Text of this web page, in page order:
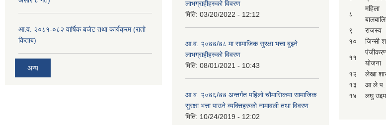
आ.व. २०८१-०८२ वार्षिक बजेट तथा कार्यक्रम (रातो
किताब)
अन्य
लाभग्राहीहरुको विवरण
मिति: 03/20/2022 - 12:12
आ.व. २०७७/७८ मा सामाजिक सुरक्षा भत्ता बुझ्ने
लाभग्राहीहरुको विवरण
मिति: 08/01/2021 - 10:43
आ.ब. २०७६/७७ अन्तर्गत पहिलो चौमासिकमा सामाजिक
सुरक्षा भत्ता पाउने व्यक्तिहरुको नामावली तथा विवरण
मिति: 10/24/2019 - 12:02
८
महिला
९ राजस्व
१०
जिन्सी
११
योजना
१२ लेखा
१३
आ.ले.प.
१४
लघु उद्दम